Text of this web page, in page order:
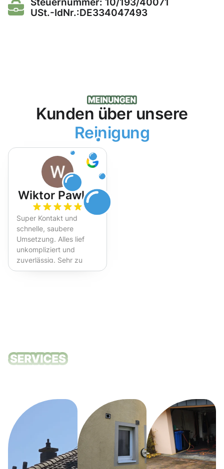
USt.-IdNr.:DE334047493
Kunden über unsere
Reinigung
Wiktor Pawlak
Super Kontakt und
schnelle, saubere
Umsetzung. Alles lief
unkompliziert und
zuverlässig. Sehr zu
empfehlen!